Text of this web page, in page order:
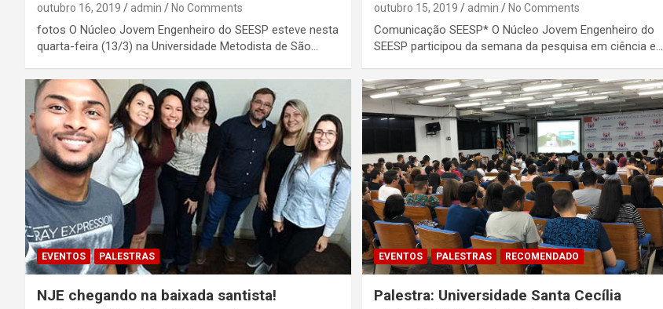
outubro 16, 2019 admin No Comments
fotos O Núcleo Jovem Engenheiro do SEESP esteve nesta
quarta-feira (13/3) na Universidade Metodista de São…
outubro 15, 2019 admin No Comments
Comunicação SEESP* O Núcleo Jovem Engenheiro do
SEESP participou da semana da pesquisa em ciência e…
EVENTOS PALESTRAS
NJE chegando na baixada santista!
EVENTOS PALESTRAS RECOMENDADO
Palestra: Universidade Santa Cecília